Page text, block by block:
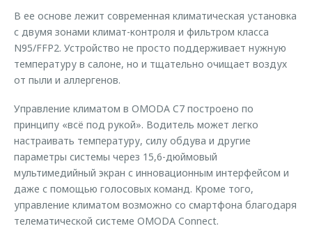
В ее основе лежит современная климатическая установка
с двумя зонами климат-контроля и фильтром класса
N95/FFP2. Устройство не просто поддерживает нужную
температуру в салоне, но и тщательно очищает воздух
от пыли и аллергенов.
Управление климатом в OMODA C7 построено по
принципу «всё под рукой». Водитель может легко
настраивать температуру, силу обдува и другие
параметры системы через 15,6-дюймовый
мультимедийный экран с инновационным интерфейсом и
даже с помощью голосовых команд. Кроме того,
управление климатом возможно со смартфона благодаря
телематической системе OMODA Connect.